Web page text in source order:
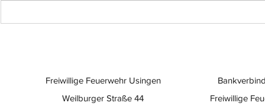
Freiwillige
Freiwillige Feuerwehr Usingen
Weilburger Straße 44